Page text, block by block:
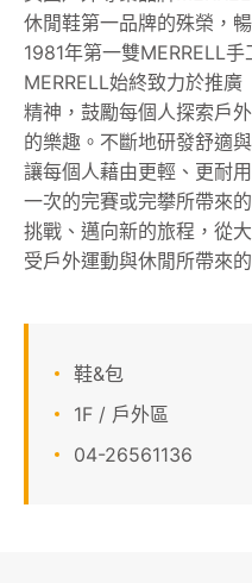
櫃位資訊
顧客服務
關於我們
線上DM
休閒鞋第一品牌的殊榮，
1981年第一雙MERRELL
MERRELL始終致力於推
精神，鼓勵每個人探索戶
的樂趣。不斷地研發舒適
讓每個人藉由更輕、更耐
一次的完賽或完攀所帶來
挑戰、邁向新的旅程，從
受戶外運動與休閒所帶來
鞋&包
1F / 戶外區
04-26561136